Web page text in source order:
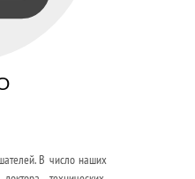
В число наших